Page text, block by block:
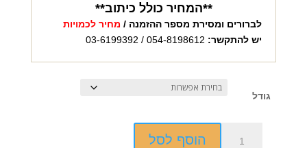
**המחיר כולל כיתוב**
לברורים ומסירת מספר ההזמנה / מחיר לכמויות
יש להתקשר:
גודל
הוסף לסל